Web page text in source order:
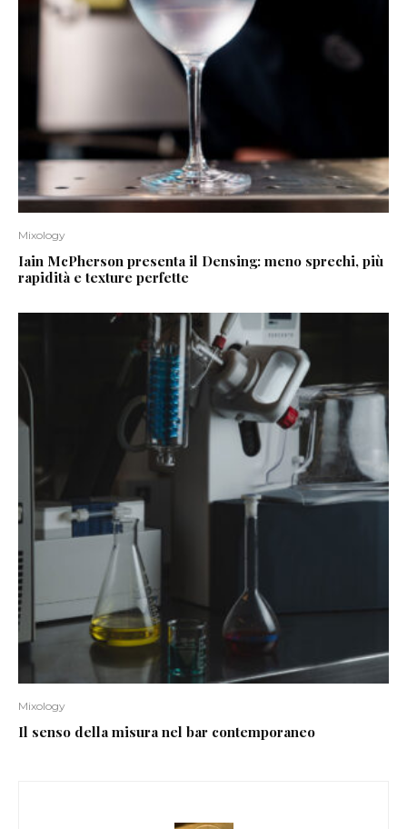
Mixology
Iain McPherson presenta il Densing: meno sprechi, più
rapidità e texture perfette
Mixology
Il senso della misura nel bar contemporaneo